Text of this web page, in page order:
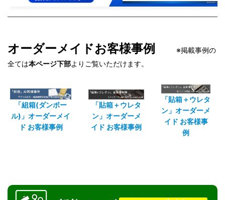
オーダーメイドお客様事例
※掲載事例の
全ては本ページ下部よりご覧いただけます。
「組箱(ダンボー
ル)」オーダーメイ
ド お客様事例
「貼箱＋ウレタ
ン」オーダーメ
イド お客様事例
「貼箱＋ウレタ
ン」オーダーメ
イド お客様事
例